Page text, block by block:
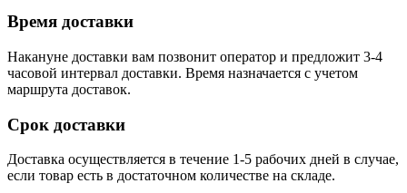
Время доставки
Накануне доставки вам позвонит оператор и предложит 3-4
часовой интервал доставки. Время назначается с учетом
маршрута доставок.
Срок доставки
Доставка осуществляется в течение 1-5 рабочих дней в случае,
если товар есть в достаточном количестве на складе.